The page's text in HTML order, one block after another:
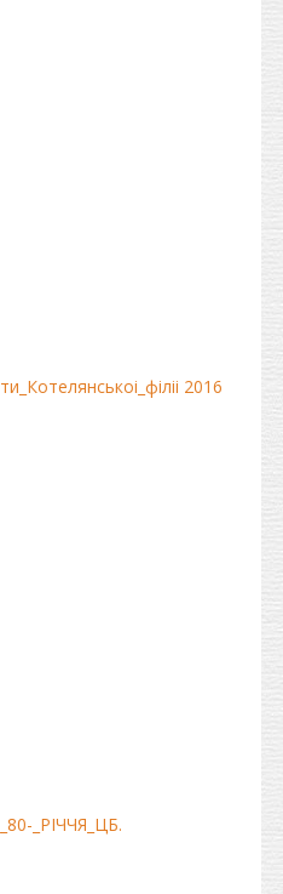
2016
_РIЧЧЯ_ЦБ.